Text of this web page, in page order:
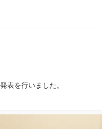
を行いました。